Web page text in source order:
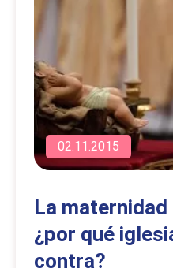
02.11.2015
La
¿por qué
contra?